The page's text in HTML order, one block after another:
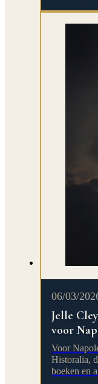
06/03/
Jelle
voor
Voor
Historalia,
boeken en